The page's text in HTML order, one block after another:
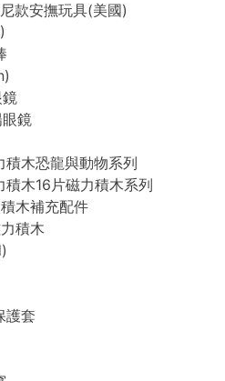
款安撫玩具(美國)
鏡
木恐龍與動物系列
木16片磁力積木系列
木補充配件
積木
護套